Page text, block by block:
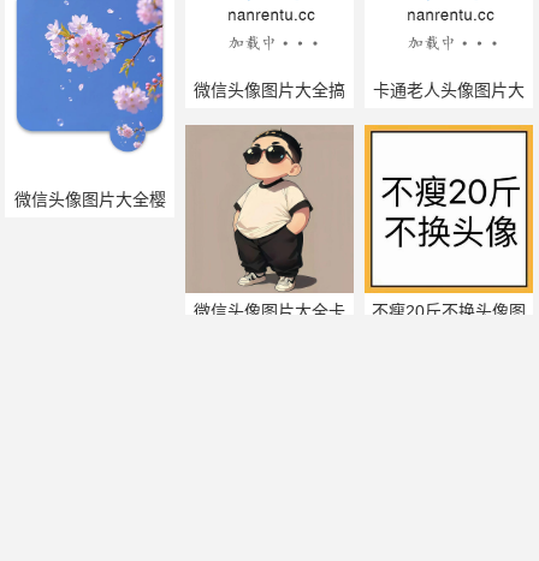
微信头像图片大全樱
微信头像图片大全搞
笑图片
卡通老人头像图片大
全
微信头像图片大全卡
不瘦20斤不换头像图